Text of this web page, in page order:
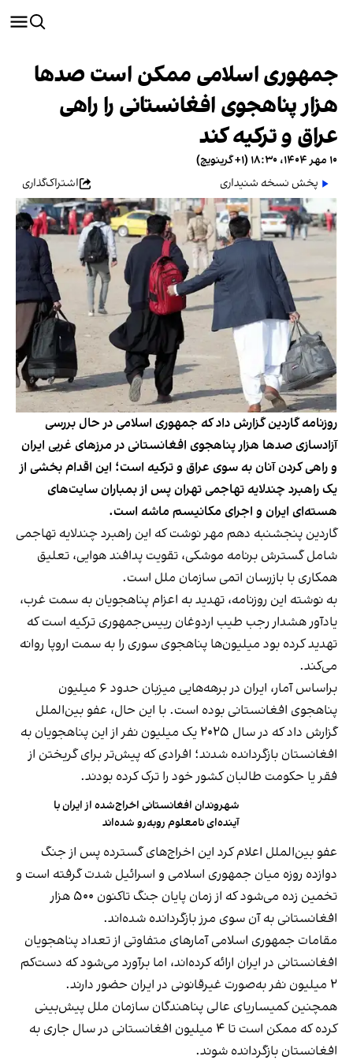
جمهوری اسلامی ممکن است صدها
هزار پناهجوی افغانستانی را راهی
عراق و ترکیه کند
۱۰ مهر ۱۴۰۴، ۱۸:۳۰ (‎+۱ گرینویچ)
پخش نسخه شنیداری
اشتراک‌گذاری
روزنامه گاردین گزارش داد که جمهوری اسلامی در حال بررسی
آزادسازی صدها هزار پناهجوی افغانستانی در مرزهای غربی ایران
و راهی کردن آنان به سوی عراق و ترکیه است؛ این اقدام بخشی از
یک راهبرد چندلایه تهاجمی تهران پس از بمباران سایت‌های
هسته‌ای ایران و اجرای مکانیسم ماشه است.
گاردین پنجشنبه دهم مهر نوشت که این راهبرد چندلایه تهاجمی
شامل گسترش برنامه موشکی، تقویت پدافند هوایی، تعلیق
همکاری با بازرسان اتمی سازمان ملل است.
به نوشته این روزنامه، تهدید به اعزام پناهجویان به سمت غرب،
یادآور هشدار رجب طیب اردوغان رییس‌جمهوری ترکیه است که
تهدید کرده بود میلیون‌ها پناهجوی سوری را به سمت اروپا روانه
می‌کند.
براساس آمار، ایران در برهه‌هایی میزبان حدود ۶ میلیون
پناهجوی افغانستانی بوده است. با این حال، عفو بین‌الملل
گزارش داد که در سال ۲۰۲۵ یک میلیون نفر از این پناهجویان به
افغانستان بازگردانده شدند؛ افرادی که پیش‌تر برای گریختن از
فقر یا حکومت طالبان کشور خود را ترک کرده بودند.
شهروندان افغانستانی اخراج‌شده از ایران با
آینده‌ای نامعلوم روبه‌رو شده‌اند
عفو بین‌الملل اعلام کرد این اخراج‌های گسترده پس از جنگ
دوازده روزه میان جمهوری اسلامی و اسرائیل شدت گرفته است و
تخمین زده می‌شود که از زمان پایان جنگ تاکنون ۵۰۰ هزار
افغانستانی به آن سوی مرز بازگردانده شده‌اند.
مقامات جمهوری اسلامی آمارهای متفاوتی از تعداد پناهجویان
افغانستانی در ایران ارائه کرده‌اند، اما برآورد می‌شود که دست‌کم
۲ میلیون نفر به‌صورت غیرقانونی در ایران حضور دارند.
همچنین کمیساریای عالی پناهندگان سازمان ملل پیش‌بینی
کرده که ممکن است تا ۴ میلیون افغانستانی در سال جاری به
افغانستان بازگردانده شوند.